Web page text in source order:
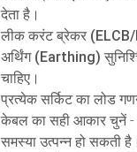
देता है।
लीक करंट ब्रेकर (ELCB/
अर्थिंग (Earthing)
चाहिए।
प्रत्येक सर्किट का लोड
केबल का सही आकार चुनें-
समस्या उत्पन्न हो सकती है।